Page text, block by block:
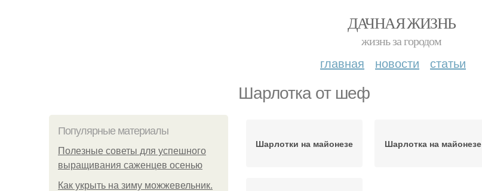
ДАЧНАЯ ЖИЗНЬ
жизнь за городом
главная новости статьи
Шарлотка от шеф
Популярные материалы
Полезные советы для успешного
выращивания саженцев осенью
Как укрыть на зиму можжевельник.
Шарлотки на майонезе Шарлотка на майонезе